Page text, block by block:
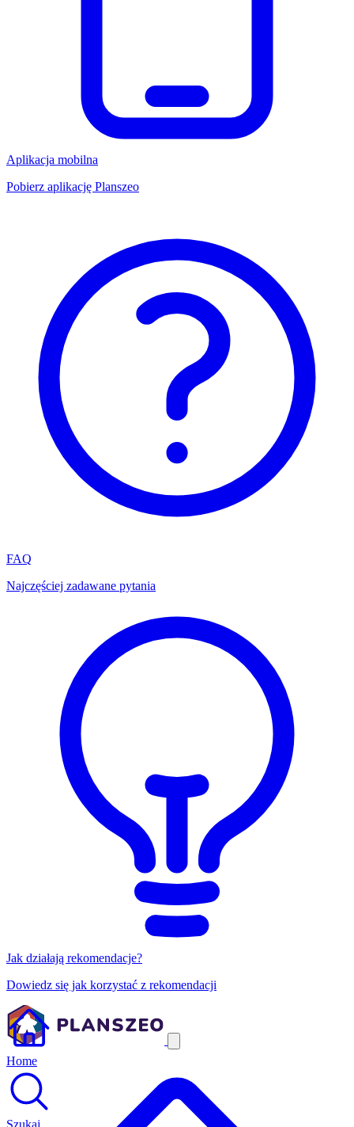
Aplikacja mobilna
Pobierz aplikację Planszeo
FAQ
Najczęściej zadawane pytania
Jak działają rekomendacje?
Dowiedz się jak korzystać z rekomendacji
Home
Szukaj